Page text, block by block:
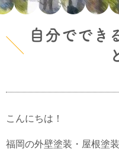
自分ででき
こんにちは！
福岡の外壁塗装・屋根塗